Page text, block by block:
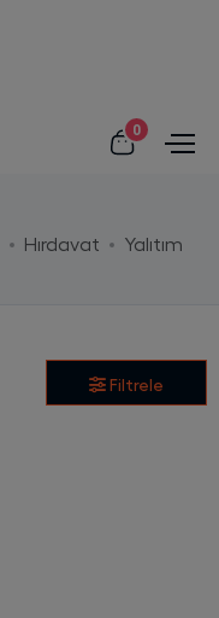
0
Hırdavat
Yalıtım
Filtrele